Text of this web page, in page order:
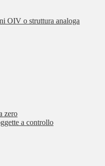
OIV o struttura analoga
zero
a controllo